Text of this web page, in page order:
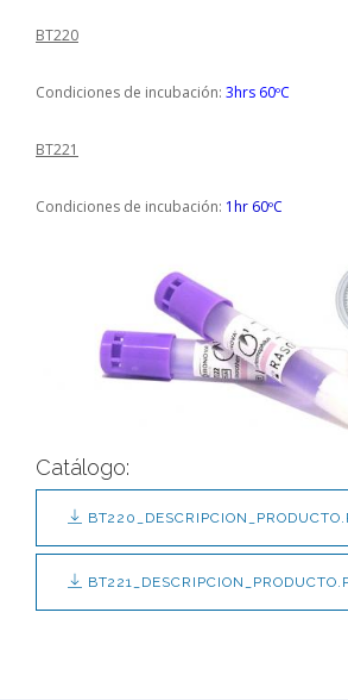
BT220
Condiciones de incubación: 3hrs 60ºC
BT221
Condiciones de incubación: 1hr 60ºC
Catálogo: